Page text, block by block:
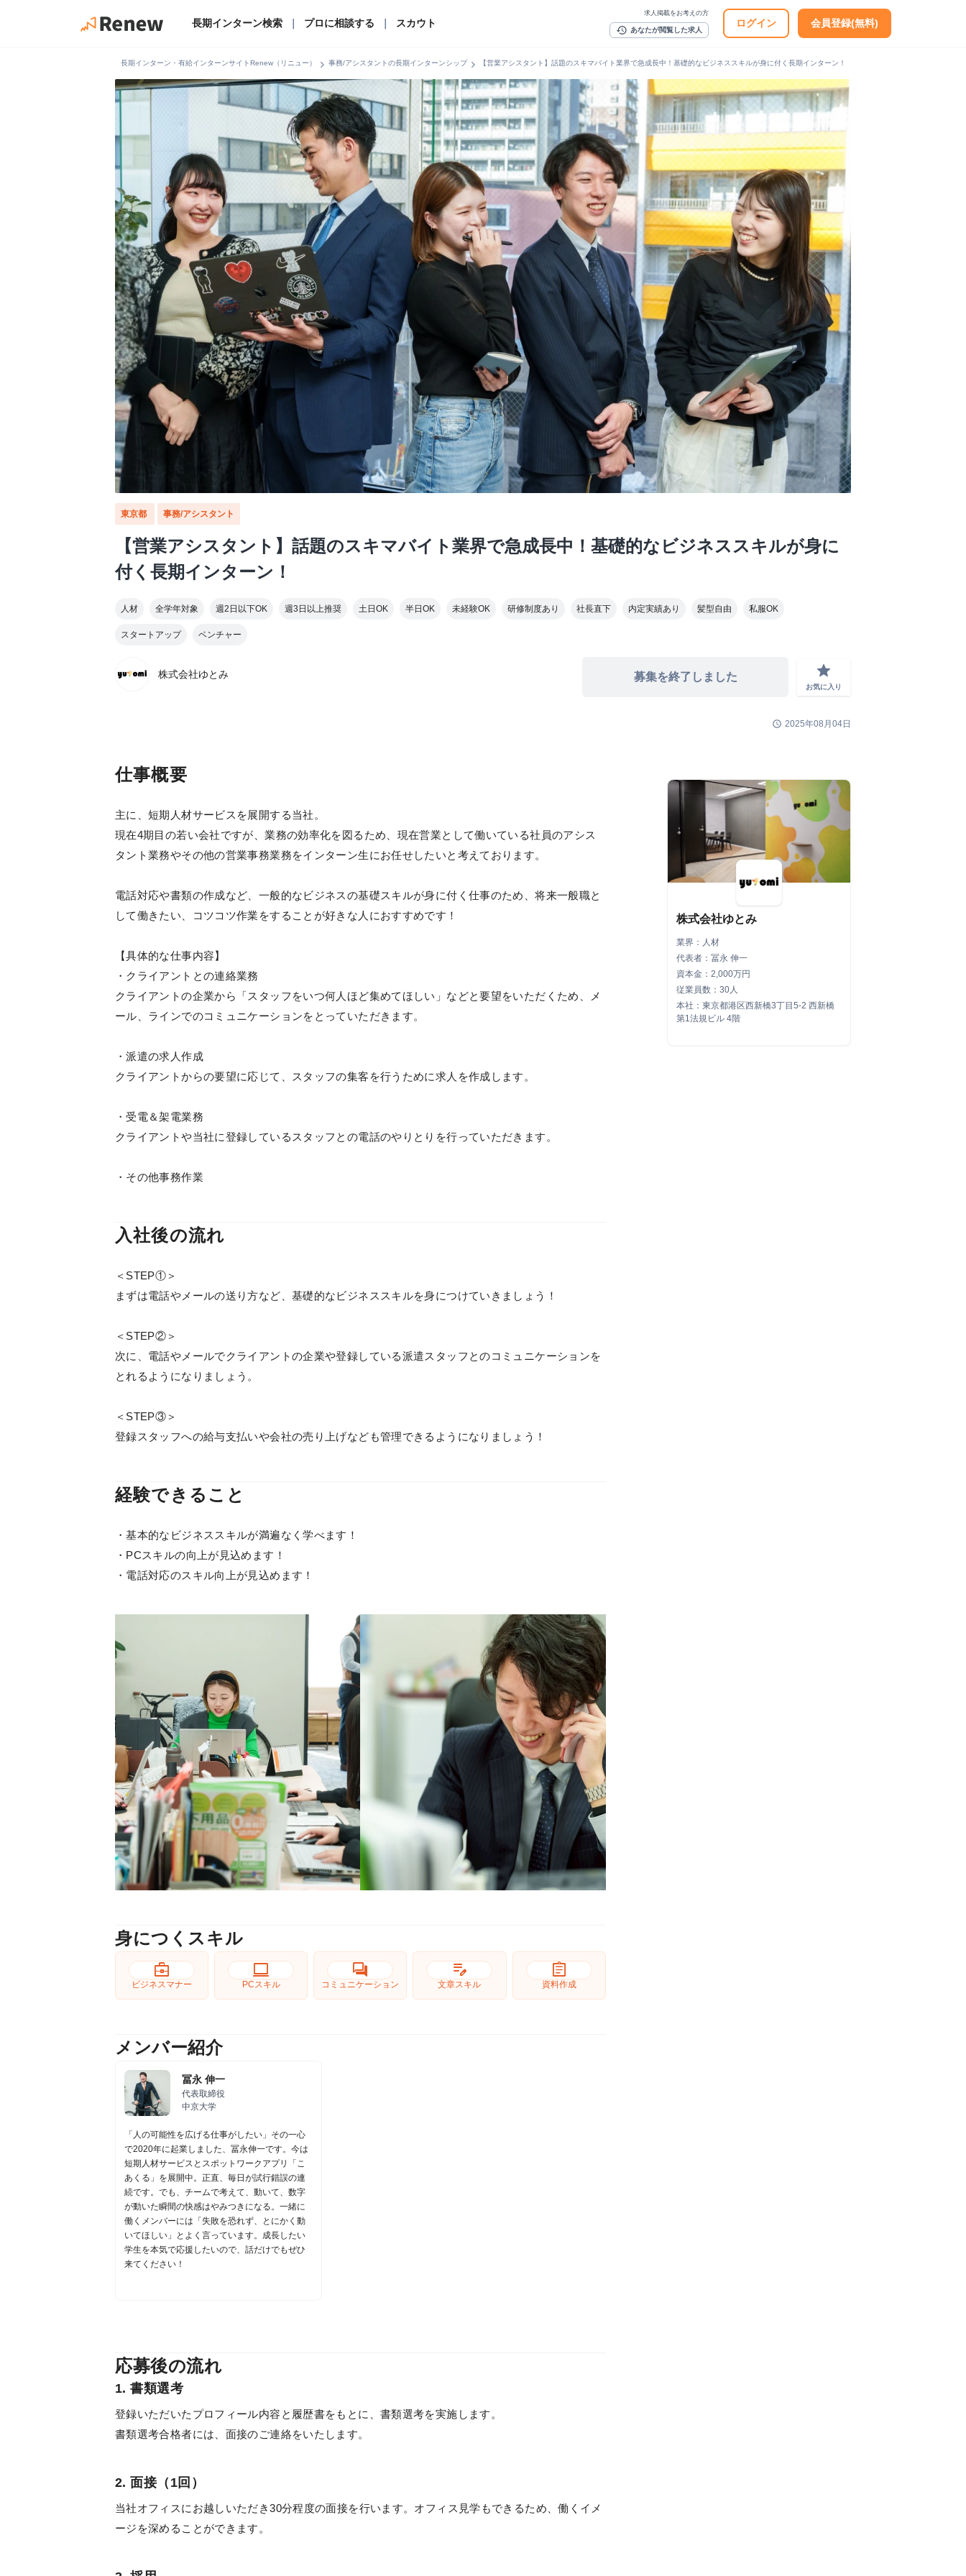
長期インターン検索 プロに相談する スカウト
求人掲載をお考えの方
history あなたが閲覧した求人
ログイン 会員登録(無料)
長期インターン・有給インターンサイトRenew（リニュー） chevron_right 事務/アシスタントの長期インターンシップchevron_right 【営業アシスタント】話題のスキマバイト業界で急成長中！基礎的なビジネススキルが身に付く長期インターン！
東京都 事務/アシスタント
【営業アシスタント】話題のスキマバイト業界で急成長中！基礎的なビジネススキルが身に
付く長期インターン！
人材 全学年対象 週2日以下OK 週3日以上推奨 土日OK 半日OK 未経験OK 研修制度あり 社長直下 内定実績あり 髪型自由 私服OK
スタートアップ ベンチャー
株式会社ゆとみ 募集を終了しました grade
お気に入り
schedule 2025年08月04日
仕事概要
主に、短期人材サービスを展開する当社。
現在4期目の若い会社ですが、業務の効率化を図るため、現在営業として働いている社員のアシス
タント業務やその他の営業事務業務をインターン生にお任せしたいと考えております。
電話対応や書類の作成など、一般的なビジネスの基礎スキルが身に付く仕事のため、将来一般職と
して働きたい、コツコツ作業をすることが好きな人におすすめです！
【具体的な仕事内容】
・クライアントとの連絡業務
クライアントの企業から「スタッフをいつ何人ほど集めてほしい」などと要望をいただくため、メ
ール、ラインでのコミュニケーションをとっていただきます。
・派遣の求人作成
クライアントからの要望に応じて、スタッフの集客を行うために求人を作成します。
・受電＆架電業務
クライアントや当社に登録しているスタッフとの電話のやりとりを行っていただきます。
・その他事務作業
入社後の流れ
＜STEP①＞
まずは電話やメールの送り方など、基礎的なビジネススキルを身につけていきましょう！
＜STEP②＞
次に、電話やメールでクライアントの企業や登録している派遣スタッフとのコミュニケーションを
とれるようになりましょう。
＜STEP③＞
登録スタッフへの給与支払いや会社の売り上げなども管理できるようになりましょう！
経験できること
・基本的なビジネススキルが満遍なく学べます！
・PCスキルの向上が見込めます！
・電話対応のスキル向上が見込めます！
身につくスキル
business_center
ビジネスマナー
computer
PCスキル
forum
コミュニケーション
edit_note
文章スキル
assignment
資料作成
メンバー紹介
冨永 伸一
代表取締役
中京大学
「人の可能性を広げる仕事がしたい」その一心
で2020年に起業しました、冨永伸一です。今は
短期人材サービスとスポットワークアプリ「こ
あくる」を展開中。正直、毎日が試行錯誤の連
続です。でも、チームで考えて、動いて、数字
が動いた瞬間の快感はやみつきになる。一緒に
働くメンバーには「失敗を恐れず、とにかく動
いてほしい」とよく言っています。成長したい
学生を本気で応援したいので、話だけでもぜひ
来てください！
応募後の流れ
1. 書類選考
登録いただいたプロフィール内容と履歴書をもとに、書類選考を実施します。
書類選考合格者には、面接のご連絡をいたします。
2. 面接（1回）
当社オフィスにお越しいただき30分程度の面接を行います。オフィス見学もできるため、働くイメ
ージを深めることができます。
株式会社ゆとみ
業界：人材
代表者：冨永 伸一
資本金：2,000万円
従業員数：30人
本社：東京都港区西新橋3丁目5-2 西新橋
第1法規ビル 4階